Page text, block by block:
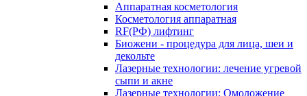
Аппаратная косметология
Косметология аппаратная
RF(РФ) лифтинг
Биожени - процедура для лица, шеи и
декольте
Лазерные технологии: лечение угревой
сыпи и акне
Лазерные технологии: Омоложение